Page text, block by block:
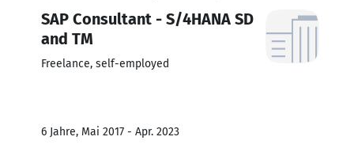
SAP Consultant - S/4HANA SD
and TM
Freelance, self-employed
6 Jahre, Mai 2017 - Apr. 2023